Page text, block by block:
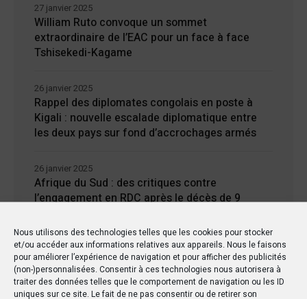
Nous utilisons des technologies telles que les cookies pour stocker
et/ou accéder aux informations relatives aux appareils. Nous le faisons
pour améliorer l’expérience de navigation et pour afficher des publicités
(non-)personnalisées. Consentir à ces technologies nous autorisera à
traiter des données telles que le comportement de navigation ou les ID
uniques sur ce site. Le fait de ne pas consentir ou de retirer son
William Ruto convoque un sommet
extraordinaire de l’EAC pour un face à face
Tshisekedi-Kagame
27 janvier 2025
Rappel des diplomates congolais en poste à
Kigali : nouvelle escalade diplomatique entre
les deux pays sur fond d’accrochages armés
26 janvier 2025
Afrique du Sud : des critiques contre
l’engagement en RDC après le décès de 9
26 janvier 2025
Kisangani : Une ville riche en eaux mais en
manque d’électricité
24 janvier 2025